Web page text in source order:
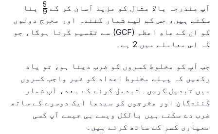
آپ مندرجہ بالا مثال کو مزید آسان کر کے \frac{5}
{9}
9
5
بنا
سکتے ہیں، جس کے لیے شمار کنندہ اور مخرج دونوں
کو ان کے عادِ اعظم (GCF) سے تقسیم کرنا ہوگا، جو
کہ اس معاملے میں 2 ہے۔
جب آپ کو مخلوط کسروں کو ضرب دینا ہو، تو یاد
رکھیں کہ پہلے مخلوط اعداد کو غیر واجب کسروں
میں تبدیل کریں۔ تبدیل کرنے کے بعد، آپ شمار
کنندگان اور مخرجوں کو سیدھا ایک دوسرے کے ساتھ
ضرب دے سکتے ہیں بالکل ویسے ہی جیسے آپ کسی
معیاری کسر کے ساتھ کرتے ہیں۔